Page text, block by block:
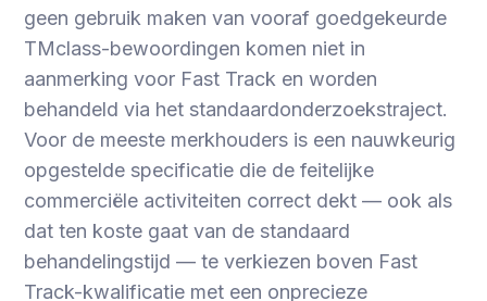
geen gebruik maken van vooraf goedgekeurde
TMclass-bewoordingen komen niet in
aanmerking voor Fast Track en worden
behandeld via het standaardonderzoekstraject.
Voor de meeste merkhouders is een nauwkeurig
opgestelde specificatie die de feitelijke
commerciële activiteiten correct dekt — ook als
dat ten koste gaat van de standaard
behandelingstijd — te verkiezen boven Fast
Track-kwalificatie met een onprecieze